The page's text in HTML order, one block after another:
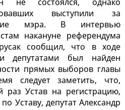
выступили за
мэра. В интервью
накануне референдума
сообщил, что в ходе
депутатами был найден
прямых выборов главы
следует заметить, что,
раз Устав на регистрацию,
Уставу, депутат Александр